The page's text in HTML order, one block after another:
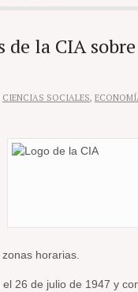
la CIA
CIENCIAS SOCIALES,
horarias.
el 26 de julio de 1947 y